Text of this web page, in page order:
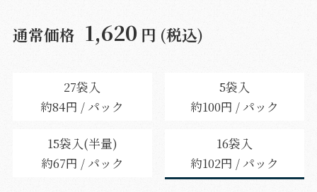
通常価格 1,620 円 (税込)
27袋入
約84円 / パック
5袋入
約100円 / パック
15袋入(半量)
約67円 / パック
16袋入
約102円 / パック